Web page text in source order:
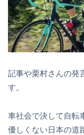
記事や栗村さんの発
す。
車社会で決して自転
優しくない日本の道